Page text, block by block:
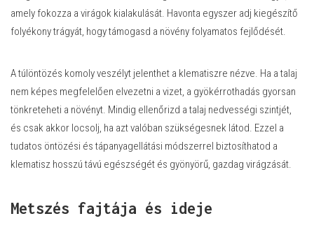
amely fokozza a virágok kialakulását. Havonta egyszer adj kiegészítő
folyékony trágyát, hogy támogasd a növény folyamatos fejlődését.
A túlöntözés komoly veszélyt jelenthet a klematiszre nézve. Ha a talaj
nem képes megfelelően elvezetni a vizet, a gyökérrothadás gyorsan
tönkreteheti a növényt. Mindig ellenőrizd a talaj nedvességi szintjét,
és csak akkor locsolj, ha azt valóban szükségesnek látod. Ezzel a
tudatos öntözési és tápanyagellátási módszerrel biztosíthatod a
klematisz hosszú távú egészségét és gyönyörű, gazdag virágzását.
Metszés fajtája és ideje